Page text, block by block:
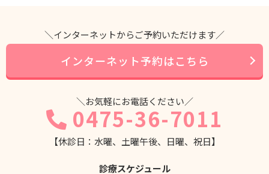
＼インターネットからご予約いただけます／
インターネット予約はこちら
＼お気軽にお電話ください／
0475-36-7011
【休診日：水曜、土曜午後、日曜、祝日】
診療スケジュール